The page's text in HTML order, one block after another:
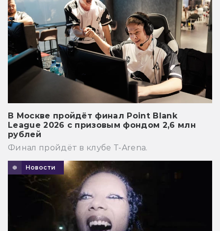
В Москве пройдёт финал Point Blank
League 2026 с призовым фондом 2,6 млн
рублей
Финал пройдёт в клубе T-Arena.
Новости